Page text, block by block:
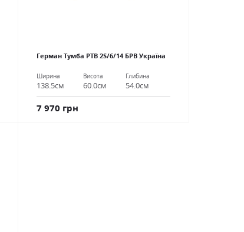
Герман Тумба РТВ 2S/6/14 БРВ Україна
Ширина
138.5см
Висота
60.0см
Глибина
54.0см
7 970 грн